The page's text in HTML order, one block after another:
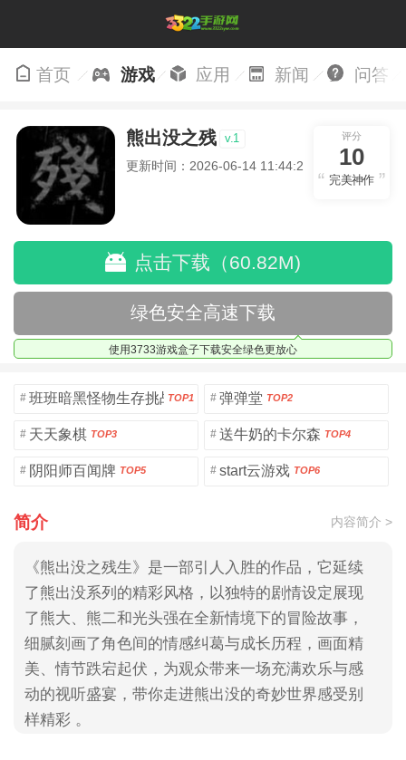
首页 游戏 应用 新闻 问答
熊出没之残 v.1
更新时间：2026-06-14 11:44:29
评分
10
完美神作
点击下载（60.82M)
绿色安全高速下载
使用3733游戏盒子下载安全绿色更放心
# 班班暗黑怪物生存挑战5TOP1 # 弹弹堂 TOP2
# 天天象棋 TOP3 # 送牛奶的卡尔森 TOP4
# 阴阳师百闻牌 TOP5 # start云游戏 TOP6
简介 内容简介 >
《熊出没之残生》是一部引人入胜的作品，它延续
了熊出没系列的精彩风格，以独特的剧情设定展现
了熊大、熊二和光头强在全新情境下的冒险故事，
细腻刻画了角色间的情感纠葛与成长历程，画面精
美、情节跌宕起伏，为观众带来一场充满欢乐与感
动的视听盛宴，带你走进熊出没的奇妙世界感受别
样精彩 。